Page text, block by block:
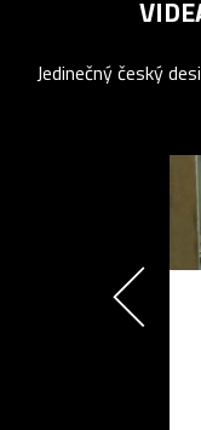
Jedinečný český